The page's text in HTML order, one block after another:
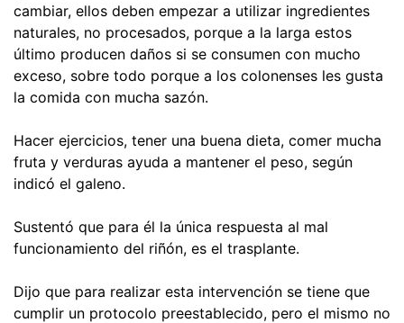
cambiar, ellos deben empezar a utilizar ingredientes
naturales, no procesados, porque a la larga estos
último producen daños si se consumen con mucho
exceso, sobre todo porque a los colonenses les gusta
la comida con mucha sazón.
Hacer ejercicios, tener una buena dieta, comer mucha
fruta y verduras ayuda a mantener el peso, según
indicó el galeno.
Sustentó que para él la única respuesta al mal
funcionamiento del riñón, es el trasplante.
Dijo que para realizar esta intervención se tiene que
cumplir un protocolo preestablecido, pero el mismo no